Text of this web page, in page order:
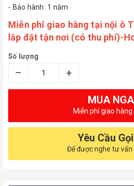
- Bảo hành: 1 năm
Miễn phí giao hàng tại nội ô
lắp đặt tận nơi (có thu phí)-
Số lượng
– +
MUA
Miễn phí giao
Yêu Cầu
Để được nghe tư vấn